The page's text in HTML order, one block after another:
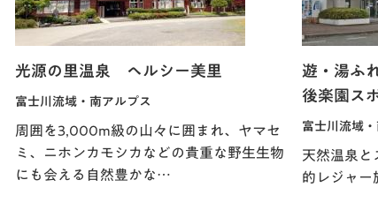
光源の里温泉 ヘルシー美里
富士川流域・南アルプス
周囲を3,000m級の山々に囲まれ、ヤマセ
ミ、ニホンカモシカなどの貴重な野生生物
にも会える自然豊かな…
遊・湯ふ
後楽園ス
富士川流域
天然温泉と
的レジャー